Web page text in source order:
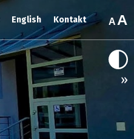
»
English Kontakt